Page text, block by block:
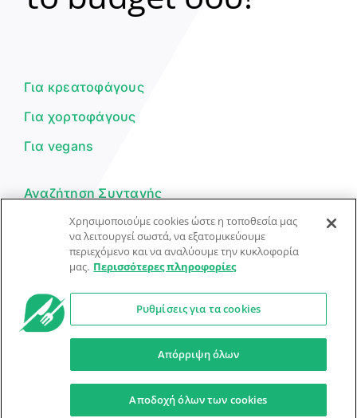
Για κρεατοφάγους
Για χορτοφάγους
Για vegans
Αναζήτηση Συνταγής
Υποβολή Συνταγής
Φόρμα Επικοινωνίας
© Dorpon • Μηχανή αναζήτησης για …καλοφαγάδες!
Προστασία Προσωπικών Δεδομένων Όροι Xρήσης
Ο βοηθός μπορεί να κάνει λάθη — ελέγξτε τις συνταγές.
Χρησιμοποιούμε cookies ώστε η τοποθεσία μας
να λειτουργεί σωστά, να εξατομικεύουμε
περιεχόμενο και να αναλύουμε την κυκλοφορία
μας. Περισσότερες πληροφορίες
Ρυθμίσεις για τα cookies
Απόρριψη όλων
Αποδοχή όλων των cookies